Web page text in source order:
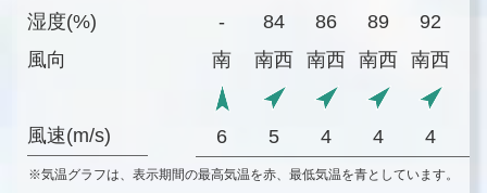
湿度(%)
風向
風速(m/s)
-
84 86 89 92
南
南西 南西 南西 南西
6 5 4 4 4
※気温グラフは、表示期間の最高気温を赤、最低気温を青としています。